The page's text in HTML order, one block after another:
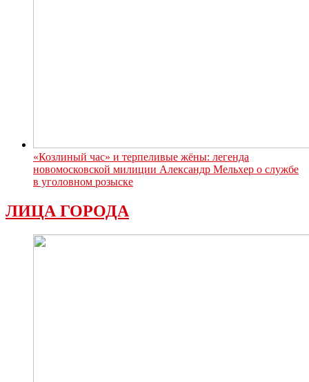
«Козлиный час» и терпеливые жёны: легенда
новомосковской милиции Александр Мельхер о службе
в уголовном розыске
ЛИЦА ГОРОДА